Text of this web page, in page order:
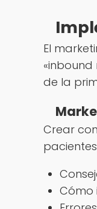
El
de la
Crear
Cómo